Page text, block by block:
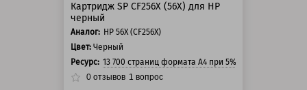
Картридж SP CF256X (56X) для HP
черный
Аналог: HP 56X (CF256X)
Цвет: Черный
Ресурс: 13 700 страниц формата A4 при 5% заполнении
0 отзывов 1 вопрос